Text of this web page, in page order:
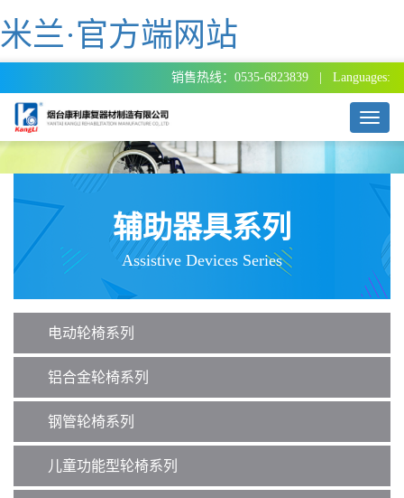
米兰·官方端网站
销售热线：0535-6823839 | Languages:
T
o
g
i
g
i
辅助器具系列
Assistive Devices Series
电动轮椅系列
铝合金轮椅系列
钢管轮椅系列
儿童功能型轮椅系列